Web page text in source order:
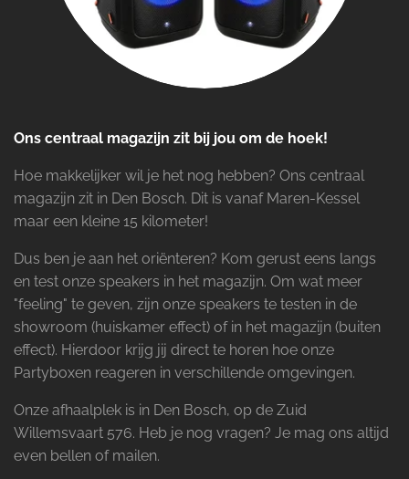
Ons centraal magazijn zit bij jou om de hoek!
Hoe makkelijker wil je het nog hebben? Ons centraal
magazijn zit in Den Bosch. Dit is vanaf Maren-Kessel
maar een kleine 15 kilometer!
Dus ben je aan het oriënteren? Kom gerust eens langs
en test onze speakers in het magazijn. Om wat meer
"feeling" te geven, zijn onze speakers te testen in de
showroom (huiskamer effect) of in het magazijn (buiten
effect). Hierdoor krijg jij direct te horen hoe onze
Partyboxen reageren in verschillende omgevingen.
Onze afhaalplek is in Den Bosch, op de Zuid
Willemsvaart 576. Heb je nog vragen? Je mag ons altijd
even bellen of mailen.